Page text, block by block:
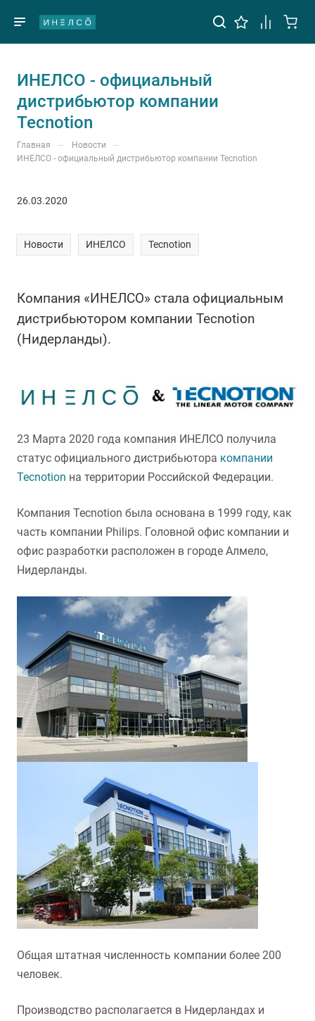
ИНЕЛСО - официальный
дистрибьютор компании
Tecnotion
Главная — Новости —
ИНЕЛСО - официальный дистрибьютор компании Tecnotion
26.03.2020
Новости ИНЕЛСО Tecnotion
Компания «ИНЕЛСО» стала официальным
дистрибьютором компании Tecnotion
(Нидерланды).
23 Марта 2020 года компания ИНЕЛСО получила
статус официального дистрибьютора компании
Tecnotion на территории Российской Федерации.
Компания Tecnotion была основана в 1999 году, как
часть компании Philips. Головной офис компании и
офис разработки расположен в городе Алмело,
Нидерланды.
Общая штатная численность компании более 200
человек.
Производство располагается в Нидерландах и